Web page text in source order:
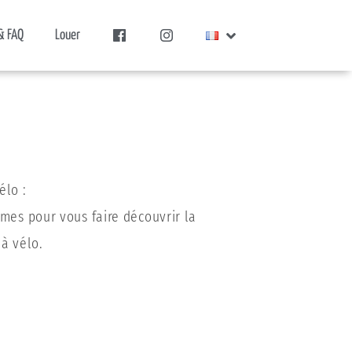
FAQ Louer
:
pour vous faire découvrir la
vélo.